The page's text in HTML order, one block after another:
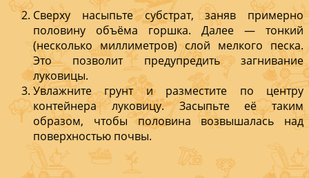
Сверху насыпьте субстрат, заняв примерно
половину объёма горшка. Далее — тонкий
(несколько миллиметров) слой мелкого песка.
Это позволит предупредить загнивание
луковицы.
Увлажните грунт и разместите по центру
контейнера луковицу. Засыпьте её таким
образом, чтобы половина возвышалась над
поверхностью почвы.